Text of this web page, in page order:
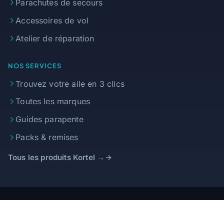
Parachutes de secours
Accessoires de vol
Atelier de réparation
NOS SERVICES
Trouvez votre aile en 3 clics
Toutes les marques
Guides parapente
Packs & remises
Tous les produits Kortel →